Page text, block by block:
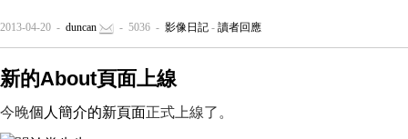
2013-04-20 - duncan - 5036 - 影像日記 - 讀者回應
新的About頁面上線
今晚個人簡介的新頁面正式上線了。